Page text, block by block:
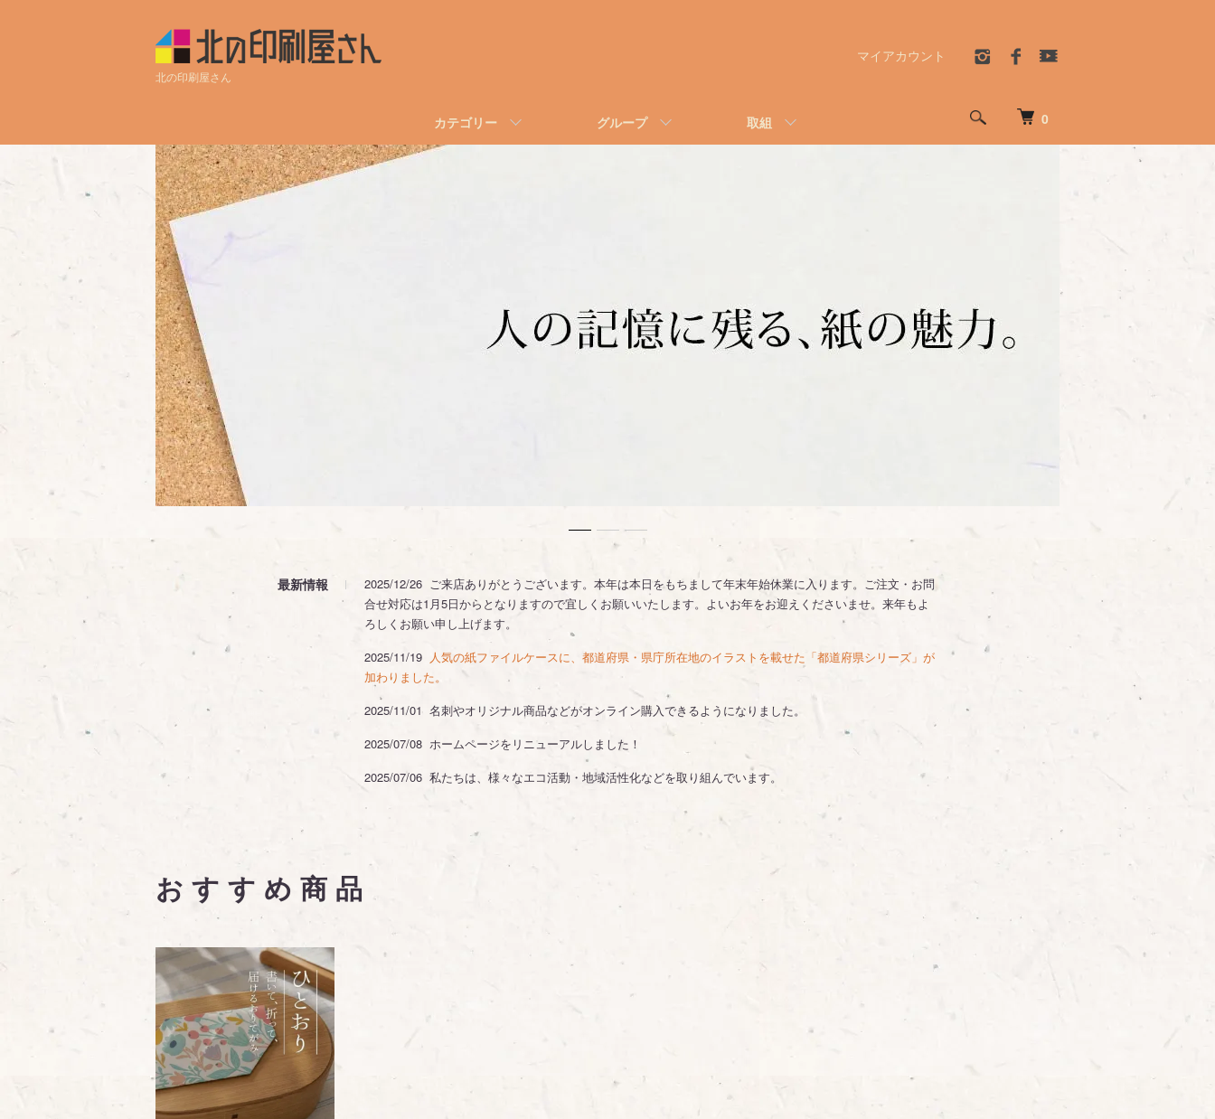
北の印刷屋さん
0
カテゴリー グループ 取組
マイアカウント
最新情報
2025/12/26 ご来店ありがとうございます。本年は本日をもちまして年末年始休業に入ります。ご注文・お問
合せ対応は1月5日からとなりますので宜しくお願いいたします。よいお年をお迎えくださいませ。来年もよ
ろしくお願い申し上げます。
2025/11/19 人気の紙ファイルケースに、都道府県・県庁所在地のイラストを載せた「都道府県シリーズ」が
加わりました。
2025/11/01 名刺やオリジナル商品などがオンライン購入できるようになりました。
2025/07/08 ホームページをリニューアルしました！
2025/07/06 私たちは、様々なエコ活動・地域活性化などを取り組んでいます。
おすすめ商品